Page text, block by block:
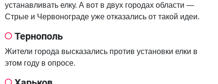
устанавливать елку. А вот в двух городах области —
Стрые и Червонограде уже отказались от такой идеи.
Тернополь
Жители города высказались против установки елки в
этом году в опросе.